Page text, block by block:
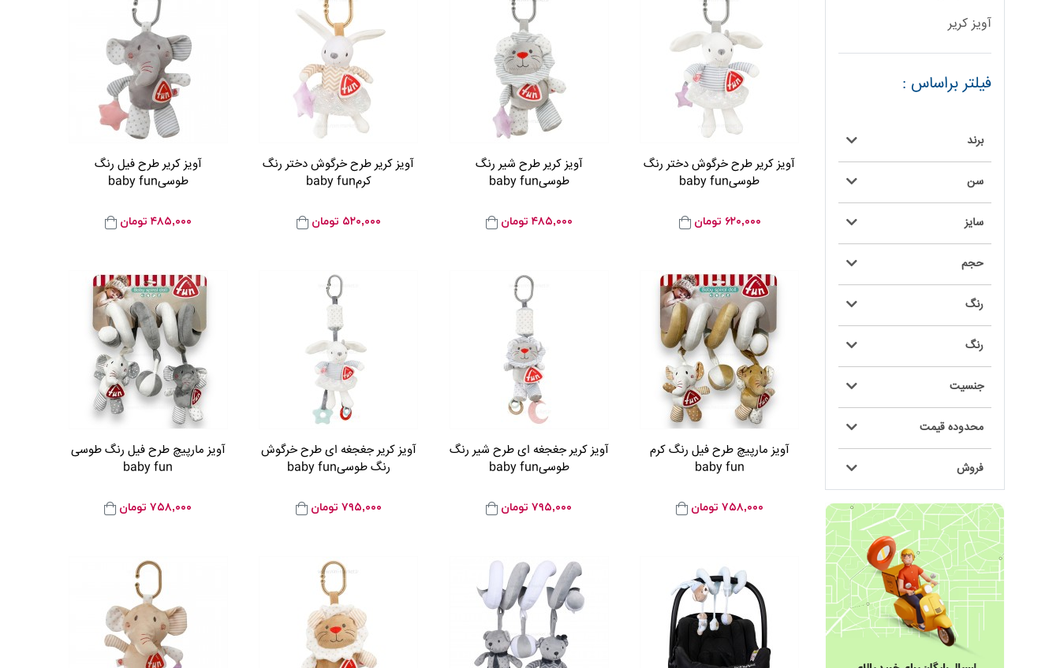
آویز کریر
فیلتر براساس :
برند
سن
سایز
حجم
رنگ
رنگ
جنسیت
محدوده قیمت
فروش
آویز کریر طرح خرگوش دختر رنگ
طوسیbaby fun
۶۲۰,۰۰۰ تومان
آویز کریر طرح شیر رنگ
طوسیbaby fun
۴۸۵,۰۰۰ تومان
آویز کریر طرح خرگوش دختر رنگ
کرمbaby fun
۵۲۰,۰۰۰ تومان
آویز کریر طرح فیل رنگ
طوسیbaby fun
۴۸۵,۰۰۰ تومان
آویز مارپیچ طرح فیل رنگ کرم
baby fun
۷۵۸,۰۰۰ تومان
آویز کریر جغجغه ای طرح شیر رنگ
طوسیbaby fun
۷۹۵,۰۰۰ تومان
آویز کریر جغجغه ای طرح خرگوش
رنگ طوسیbaby fun
۷۹۵,۰۰۰ تومان
آویز مارپیچ طرح فیل رنگ طوسی
baby fun
۷۵۸,۰۰۰ تومان